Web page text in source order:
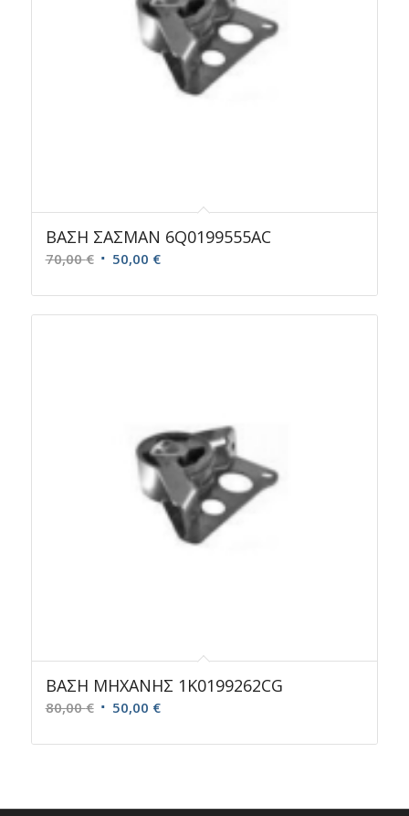
ΒΑΣΗ ΣΑΣΜΑΝ 6Q0199555AC
70,00€ Original
was:
50,00 €Η
τιμή
ΒΑΣΗ ΜΗΧΑΝΗΣ 1K0199262CG
80,00€ Original
was:
50,00 €Η
τιμή